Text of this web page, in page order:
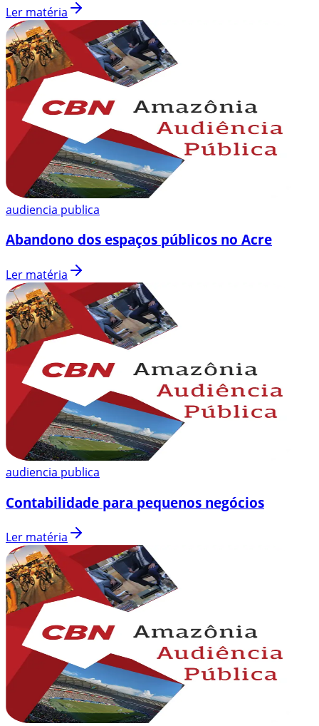
Ler matéria
audiencia publica
Abandono dos espaços públicos no Acre
Ler matéria
audiencia publica
Contabilidade para pequenos negócios
Ler matéria